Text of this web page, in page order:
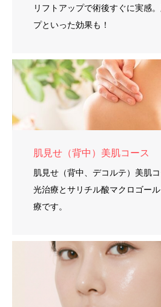
リフトアップで術後すぐに実感
プといった効果も！
肌見せ（背中）美肌コース
肌見せ（背中、デコルテ）美肌
光治療とサリチル酸マクロゴー
療です。